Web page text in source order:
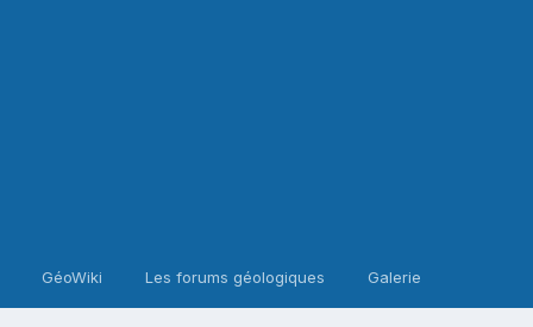
GéoWiki Les forums géologiques Galerie